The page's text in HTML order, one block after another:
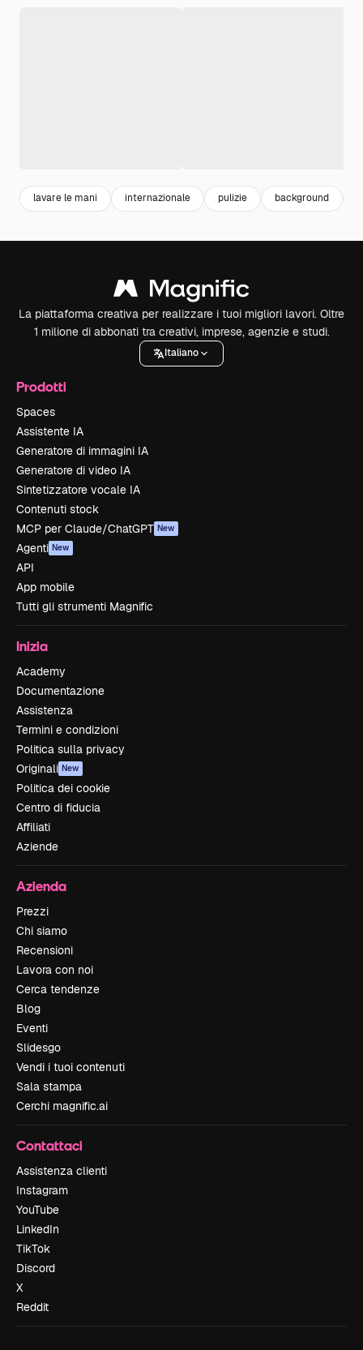
lavare le mani internazionale pulizie background
La piattaforma creativa per realizzare i tuoi migliori lavori. Oltre
1 milione di abbonati tra creativi, imprese, agenzie e studi.
Italiano
Prodotti
Spaces
Assistente IA
Generatore di immagini IA
Generatore di video IA
Sintetizzatore vocale IA
Contenuti stock
MCP per Claude/ChatGPT New
Agenti New
API
App mobile
Tutti gli strumenti Magnific
Inizia
Academy
Documentazione
Assistenza
Termini e condizioni
Politica sulla privacy
Originali New
Politica dei cookie
Centro di fiducia
Affiliati
Aziende
Azienda
Prezzi
Chi siamo
Recensioni
Lavora con noi
Cerca tendenze
Blog
Eventi
Slidesgo
Vendi i tuoi contenuti
Sala stampa
Cerchi magnific.ai
Contattaci
Assistenza clienti
Instagram
YouTube
LinkedIn
TikTok
Discord
X
Reddit